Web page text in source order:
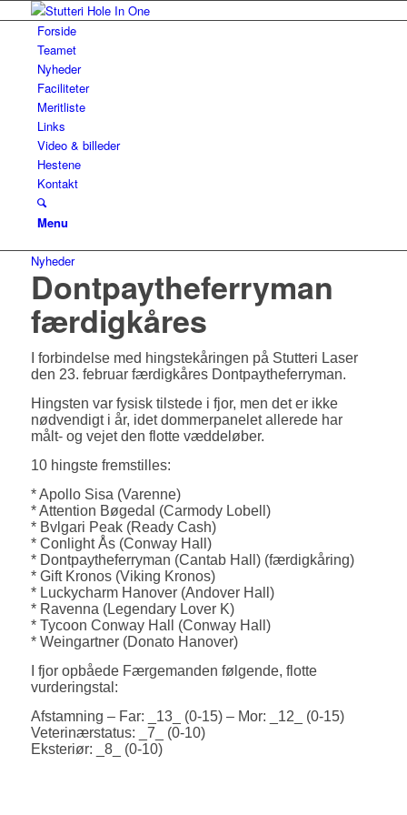
Forside
Teamet
Nyheder
Faciliteter
Meritliste
Links
Video & billeder
Hestene
Kontakt
Menu
Nyheder
Dontpaytheferryman
færdigkåres
I forbindelse med hingstekåringen på Stutteri Laser
den 23. februar færdigkåres Dontpaytheferryman.
Hingsten var fysisk tilstede i fjor, men det er ikke
nødvendigt i år, idet dommerpanelet allerede har
målt- og vejet den flotte væddeløber.
10 hingste fremstilles:
* Apollo Sisa (Varenne)
* Attention Bøgedal (Carmody Lobell)
* Bvlgari Peak (Ready Cash)
* Conlight Ås (Conway Hall)
* Dontpaytheferryman (Cantab Hall) (færdigkåring)
* Gift Kronos (Viking Kronos)
* Luckycharm Hanover (Andover Hall)
* Ravenna (Legendary Lover K)
* Tycoon Conway Hall (Conway Hall)
* Weingartner (Donato Hanover)
I fjor opbåede Færgemanden følgende, flotte
vurderingstal:
Afstamning – Far: _13_ (0-15) – Mor: _12_ (0-15)
Veterinærstatus: _7_ (0-10)
Eksteriør: _8_ (0-10)